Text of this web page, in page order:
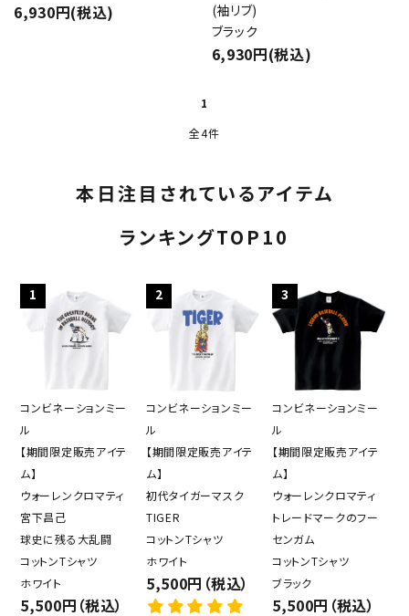
6,930円(税込)
(袖リブ)
ブラック
6,930円(税込)
1
全4件
本日注目されているアイテム
ランキングTOP10
1
コンビネーションミー
ル
【期間限定販売アイテ
ム】
ウォーレンクロマティ
宮下昌己
球史に残る大乱闘
コットンTシャツ
ホワイト
5,500円（税込）
2
コンビネーションミー
ル
【期間限定販売アイテ
ム】
初代タイガーマスク
TIGER
コットンTシャツ
ホワイト
5,500円（税込）
3
コンビネーションミー
ル
【期間限定販売アイテ
ム】
ウォーレンクロマティ
トレードマークのフー
センガム
コットンTシャツ
ブラック
5,500円（税込）